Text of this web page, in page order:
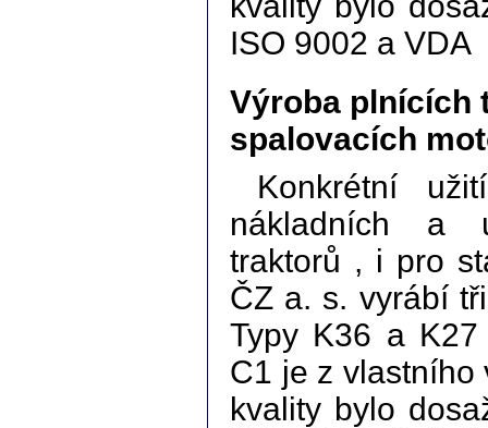
ISO 9002 a VDA
Výroba plnících
spalovacích
Konkrétní
nákladních a
traktorů , i pro
ČZ a. s. vyrábí
Typy K36 a
C1 je z vlastního
kvality bylo